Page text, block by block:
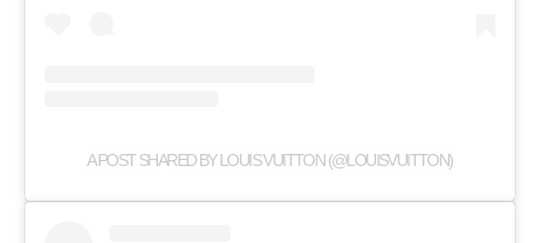
A POST SHARED BY LOUIS VUITTON (@LOUISVUITTON)